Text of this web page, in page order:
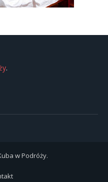
.
w Podróży.